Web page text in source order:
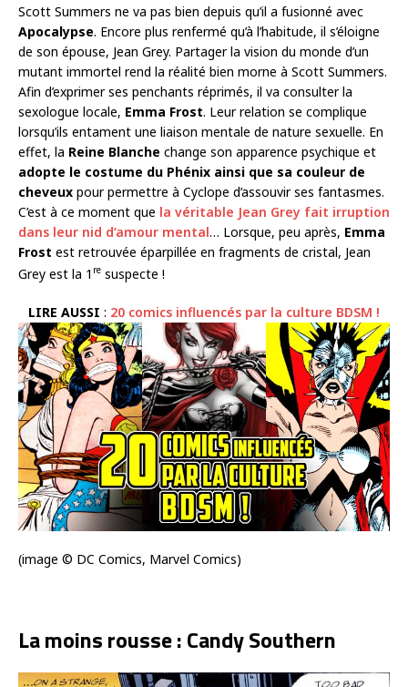
Scott Summers ne va pas bien depuis qu’il a fusionné avec
Apocalypse. Encore plus renfermé qu’à l’habitude, il s’éloigne
de son épouse, Jean Grey. Partager la vision du monde d’un
mutant immortel rend la réalité bien morne à Scott Summers.
Afin d’exprimer ses penchants réprimés, il va consulter la
sexologue locale, Emma Frost. Leur relation se complique
lorsqu’ils entament une liaison mentale de nature sexuelle. En
effet, la Reine Blanche change son apparence psychique et
adopte le costume du Phénix ainsi que sa couleur de
cheveux pour permettre à Cyclope d’assouvir ses fantasmes.
C’est à ce moment que la véritable Jean Grey fait irruption
dans leur nid d’amour mental… Lorsque, peu après, Emma
Frost est retrouvée éparpillée en fragments de cristal, Jean
Grey est la 1 re suspecte !
LIRE AUSSI : 20 comics influencés par la culture BDSM !
(image © DC Comics, Marvel Comics)
La moins rousse : Candy Southern